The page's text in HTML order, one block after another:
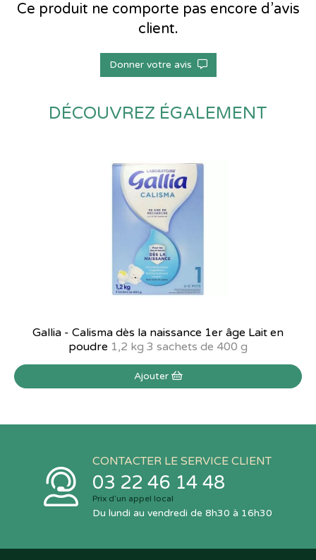
Ce produit ne comporte pas encore d’avis
client.
Donner votre avis
DÉCOUVREZ ÉGALEMENT
Gallia - Calisma dès la naissance 1er âge Lait en
poudre 1,2 kg 3 sachets de 400 g
Ajouter
CONTACTER LE SERVICE CLIENT
03 22 46 14 48
Prix d’un appel local
Du lundi au vendredi de 8h30 à 16h30